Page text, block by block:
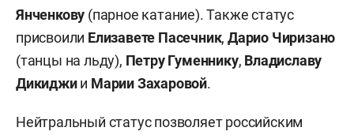
Янченкову (парное катание). Также статус
присвоили Елизавете Пасечник,Дарио Чиризано
(танцы на льду), Петру Гуменнику, Владиславу
Дикиджии Марии Захаровой.
Нейтральный статус позволяет российским